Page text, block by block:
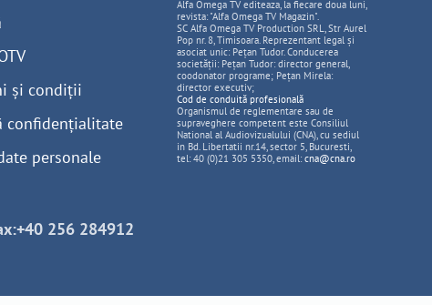
și condiții
confidențialitate
personale
Alfa Omega TV editeaza, la fiecare doua luni,
revista: "Alfa Omega TV Magazin".
SC Alfa Omega TV Production SRL, Str Aurel
Pop nr. 8, Timisoara. Reprezentant legal și
asociat unic: Pețan Tudor. Conducerea
societății: Pețan Tudor: director general,
coodonator programe; Pețan Mirela:
director executiv;
Cod de conduită profesională
Organismul de reglementare sau de
supraveghere competent este Consiliul
National al Audiovizualului (CNA), cu sediul
in Bd. Libertatii nr.14, sector 5, Bucuresti,
tel: 40 (0)21 305 5350, email: cna@cna.ro
256 284912